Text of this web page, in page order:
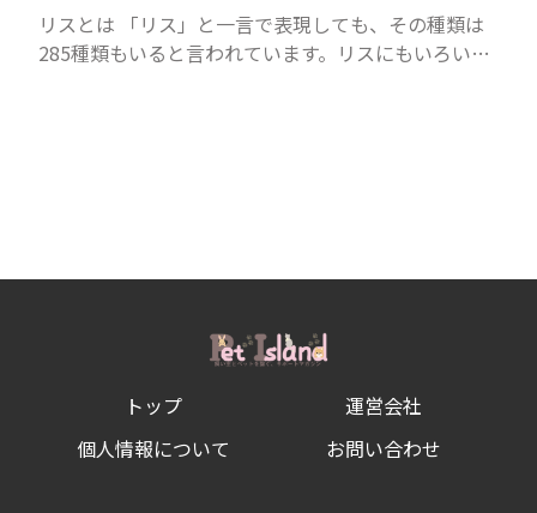
リスとは 「リス」と一言で表現しても、その種類は
285種類もいると言われています。リスにもいろいろ
トップ
運営会社
個人情報について
お問い合わせ